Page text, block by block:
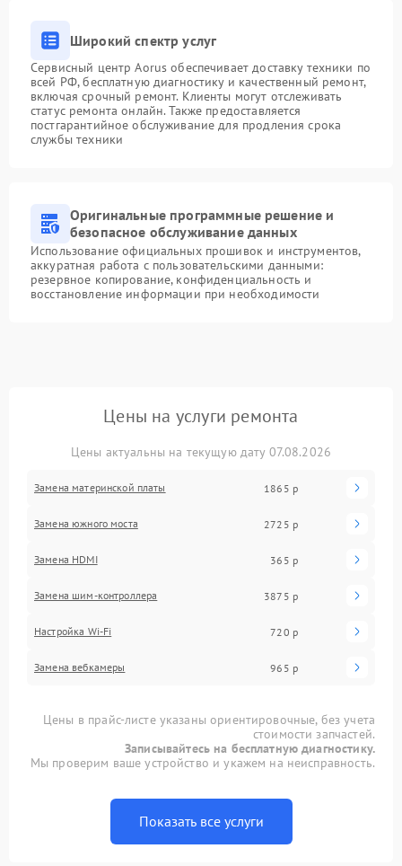
Широкий спектр услуг
Сервисный центр Aorus обеспечивает доставку техники по
всей РФ, бесплатную диагностику и качественный ремонт,
включая срочный ремонт. Клиенты могут отслеживать
статус ремонта онлайн. Также предоставляется
постгарантийное обслуживание для продления срока
службы техники
Оригинальные программные решение и
безопасное обслуживание данных
Использование официальных прошивок и инструментов,
аккуратная работа с пользовательскими данными:
резервное копирование, конфиденциальность и
восстановление информации при необходимости
Цены на услуги ремонта
Цены актуальны на текущую дату 07.08.2026
Замена материнской платы 1865 р
Замена южного моста 2725 р
Замена HDMI 365 р
Замена шим-контроллера 3875 р
Настройка Wi-Fi 720 р
Замена вебкамеры 965 р
Цены в прайс-листе указаны ориентировочные, без учета
стоимости запчастей.
Записывайтесь на бесплатную диагностику.
Мы проверим ваше устройство и укажем на неисправность.
Показать все услуги